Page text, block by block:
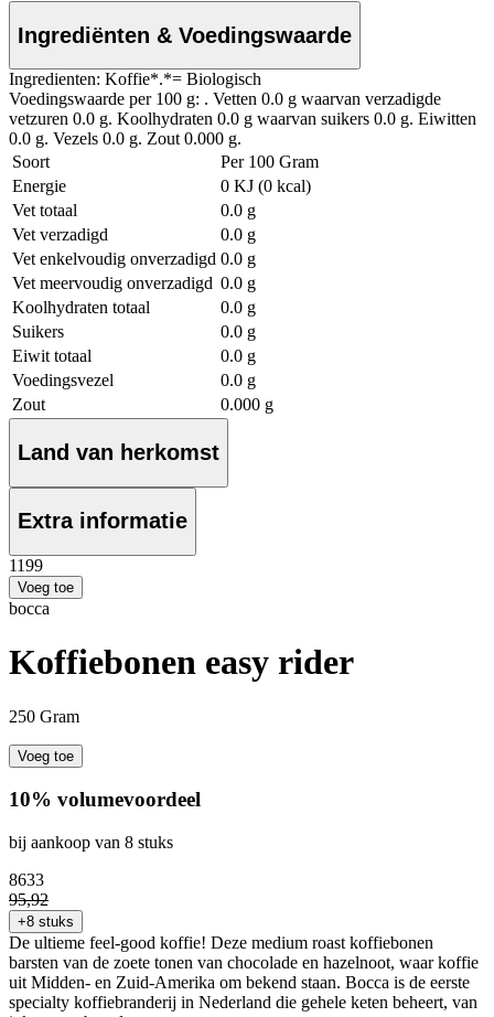
Ingrediënten & Voedingswaarde
Ingredienten: Koffie*.*= Biologisch
Voedingswaarde per 100 g: . Vetten 0.0 g waarvan verzadigde
vetzuren 0.0 g. Koolhydraten 0.0 g waarvan suikers 0.0 g. Eiwitten
0.0 g. Vezels 0.0 g. Zout 0.000 g.
Soort
Per 100 Gram
Energie
0 KJ (0 kcal)
Vet totaal
0.0 g
Vet verzadigd
0.0 g
Vet enkelvoudig onverzadigd 0.0 g
Vet meervoudig onverzadigd 0.0 g
Koolhydraten totaal
0.0 g
Suikers
0.0 g
Eiwit totaal
0.0 g
Voedingsvezel
0.0 g
Zout
0.000 g
Land van herkomst
Extra informatie
1199
Voeg toe
bocca
Koffiebonen easy rider
250 Gram
Voeg toe
10% volumevoordeel
bij aankoop van 8 stuks
8633
95,92
+8 stuks
De ultieme feel-good koffie! Deze medium roast koffiebonen
barsten van de zoete tonen van chocolade en hazelnoot, waar koffie
uit Midden- en Zuid-Amerika om bekend staan. Bocca is de eerste
specialty koffiebranderij in Nederland die gehele keten beheert, van